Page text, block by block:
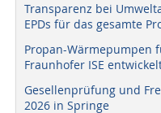
Transparenz bei
EPDs für das gesamte
Propan-Wärmepumpen
Fraunhofer ISE
Gesellenprüfung und
2026 in Springe